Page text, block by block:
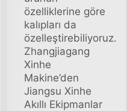
özelliklerine göre
kalıpları da
özelleştirebiliyoruz.
Zhangjiagang
Xinhe
Makine’den
Jiangsu Xinhe
Akıllı Ekipmanlar